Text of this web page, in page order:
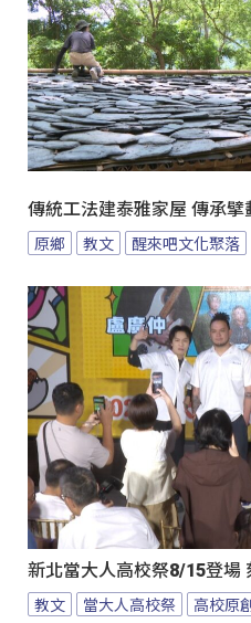
傳統工法建泰雅家屋 傳承擘
原鄉 教文 醒來吧文化聚落
新北當大人高校祭8/15登場
教文 當大人高校祭 高校原